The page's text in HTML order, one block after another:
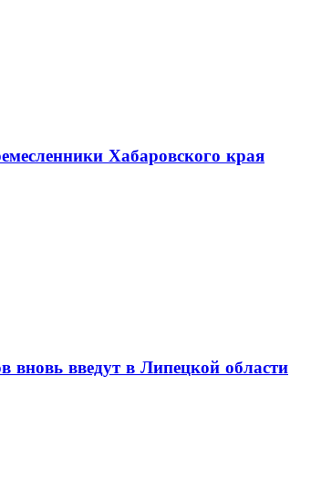
Хабаровского края
вновь введут в Липецкой области